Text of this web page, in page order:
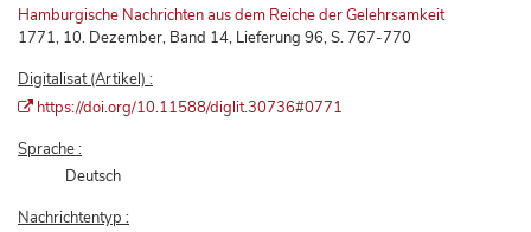
Hamburgische Nachrichten aus dem Reiche der Gelehrsamkeit
1771, 10. Dezember, Band 14, Lieferung 96, S. 767-770
Digitalisat (Artikel) :
https://doi.org/10.11588/diglit.30736#0771
Sprache :
Deutsch
Nachrichtentyp :